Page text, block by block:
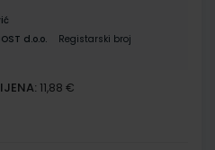
d.o.o.
Registarski broj
11,88 €